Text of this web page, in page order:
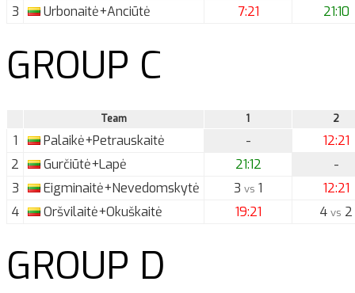
3
Urbonaitė+Anciūtė 7:21 21:10
GROUP C
Team 1 2
1 Palaikė+Petrauskaitė -
12:21
2
Gurčiūtė+Lapė 21:12
-
3
Eigminaitė+Nevedomskytė 3 vs 1
12:21
4
Oršvilaitė+Okuškaitė 19:21 4vs 2
GROUP D